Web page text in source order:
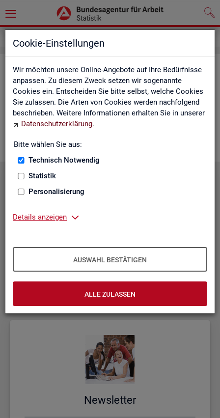
Cookie-Einstellungen
Wir möchten unsere Online-Angebote auf Ihre Bedürfnisse
anpassen. Zu diesem Zweck setzen wir sogenannte
Cookies ein. Entscheiden Sie bitte selbst, welche Cookies
Sie zulassen. Die Arten von Cookies werden nachfolgend
beschrieben. Weitere Informationen erhalten Sie in unserer
Datenschutzerklärung.
Bitte wählen Sie aus:
Technisch Notwendig
Statistik
Personalisierung
Details anzeigen
AUSWAHL BESTÄTIGEN
ALLE ZULASSEN
Ser­vice
Die Sta­tis­tik derBAbie­tet ein brei­tes An­ge­bot an Pro­duk­ten
und Son­der­aus­wer­tung (nachBe­darf). Haben Sie Fra­gen,
einen spe­zi­el­len Da­ten­wunsch oder möch­ten uns ein Feed­
back zu un­se­ren Pro­duk­ten geben, dann schau­en Sie auf den
Kon­takt, Feed­back und Kri­tik
News­let­ter